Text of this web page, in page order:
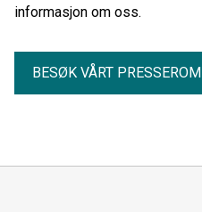
informasjon om oss.
BESØK VÅRT PRESSEROM